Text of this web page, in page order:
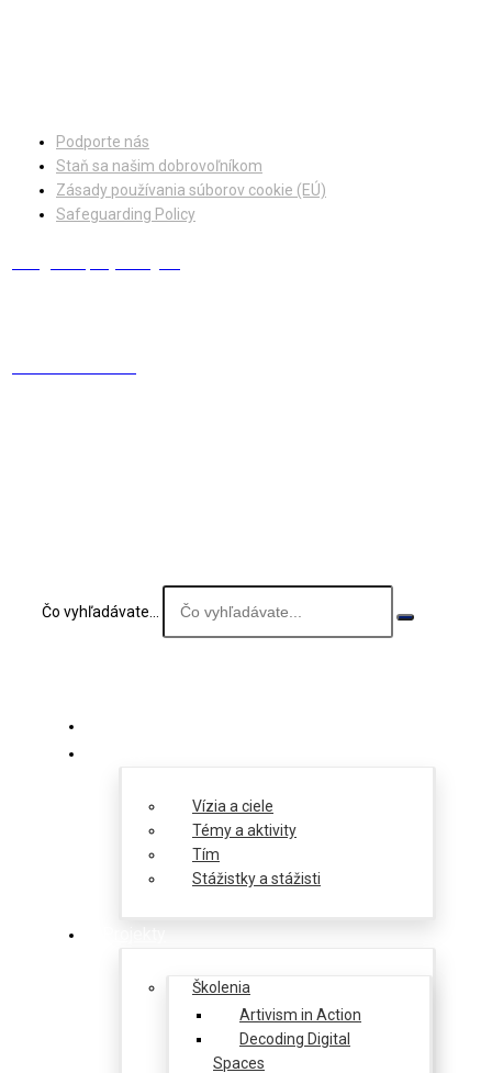
Podporte nás
Staň sa našim dobrovoľníkom
Zásady používania súborov cookie (EÚ)
Safeguarding Policy
Čo vyhľadávate...
Vízia a ciele
Témy a aktivity
Tím
Stážistky a stážisti
Školenia
Artivism in Action
Decoding Digital
Spaces